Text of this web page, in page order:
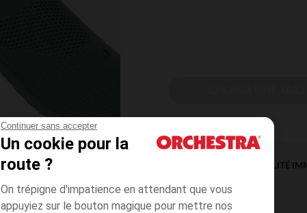
Continuer sans accepter
Un cookie pour la
route ?
On trépigne d'impatience en attendant que vous
appuyiez sur le bouton magique pour mettre nos
DISPONIBILITÉ